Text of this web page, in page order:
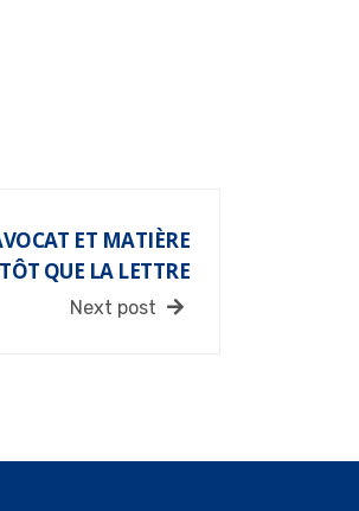
ET MATIÈRE
QUE LA LETTRE
Next post